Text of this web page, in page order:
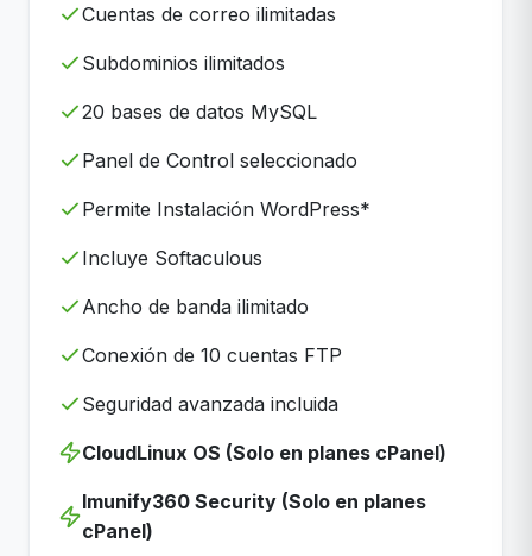
Cuentas de correo ilimitadas
Subdominios ilimitados
20 bases de datos MySQL
Panel de Control seleccionado
Permite Instalación WordPress*
Incluye Softaculous
Ancho de banda ilimitado
Conexión de 10 cuentas FTP
Seguridad avanzada incluida
CloudLinux OS (Solo en planes cPanel)
Imunify360 Security (Solo en planes
cPanel)